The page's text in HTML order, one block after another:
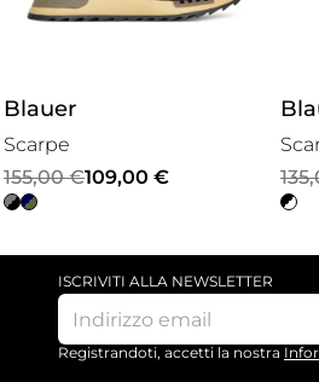
Blauer
Scarpe
155,00€
Il
prezzo
155,00 €.
109,00 €
Il
prezzo
109,00 €.
Il
Il
ISCRIVITI ALLA NEWSLETTER
Registrandoti, accetti la nostra